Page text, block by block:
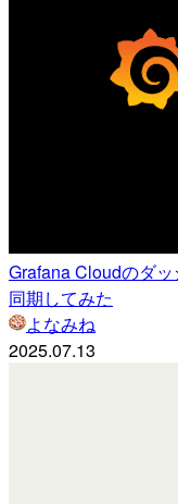
Grafana Cloudのダ
同期してみた
よなみね
2025.07.13